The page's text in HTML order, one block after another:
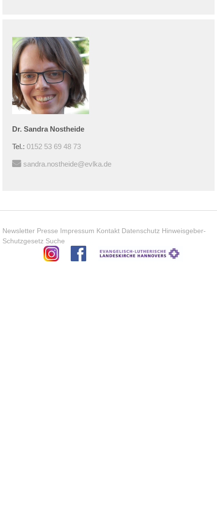
Dr. Sandra Nostheide
Tel.: 0152 53 69 48 73
sandra.nostheide@evlka.de
Newsletter Presse Impressum Kontakt Datenschutz Hinweisgeber-
Schutzgesetz Suche